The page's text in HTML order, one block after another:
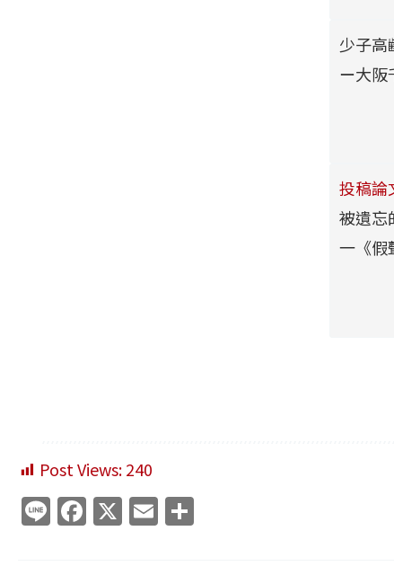
少子高
ー大阪
投稿論
被遺忘
一《假
Post Views:240
Li F X E